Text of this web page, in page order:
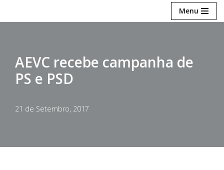
conteúdo
Menu
AEVC recebe campanha de
PS e PSD
21 de Setembro, 2017